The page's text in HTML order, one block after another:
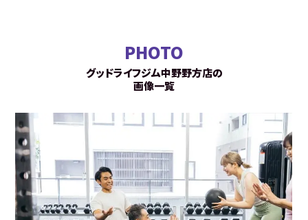
PHOTO
グッドライフジム中野野方店の
画像一覧